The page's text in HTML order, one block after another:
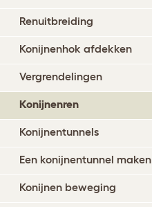
Renuitbreiding
Konijnenhok afdekken
Vergrendelingen
Konijnenren
Konijnentunnels
Een konijnentunnel maken
Konijnen beweging